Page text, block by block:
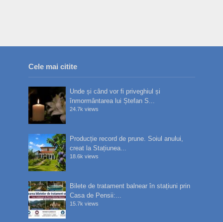
Cele mai citite
Unde și când vor fi priveghiul și
înmormântarea lui Ștefan S...
24.7k views
Producție record de prune. Soiul anului,
creat la Stațiunea...
18.6k views
Bilete de tratament balnear în stațiuni prin
Casa de Pensii:...
15.7k views